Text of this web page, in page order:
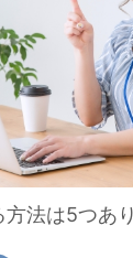
法は5つあり